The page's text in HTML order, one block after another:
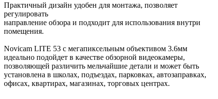
Практичный дизайн удобен для монтажа, позволяет
регулировать
направление обзора и подходит для использования внутри
помещения.
Novicam LITE 53 с мегапиксельным объективом 3.6мм
идеально подойдет в качестве обзорной видеокамеры,
позволяющей различить мельчайшие детали и может быть
установлена в школах, подъездах, парковках, автозаправках,
офисах, квартирах, магазинах, торговых центрах.